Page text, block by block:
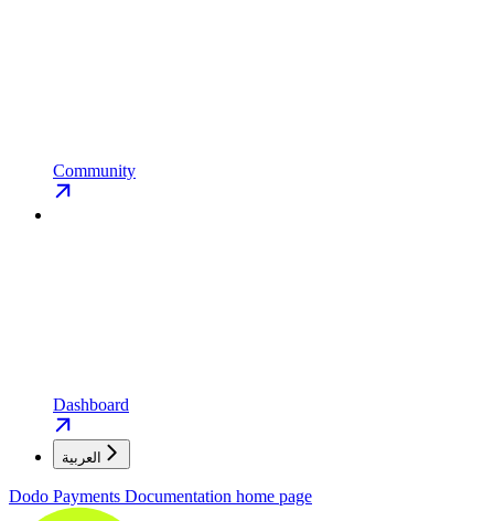
Community
Dashboard
العربية
Dodo Payments Documentation home page